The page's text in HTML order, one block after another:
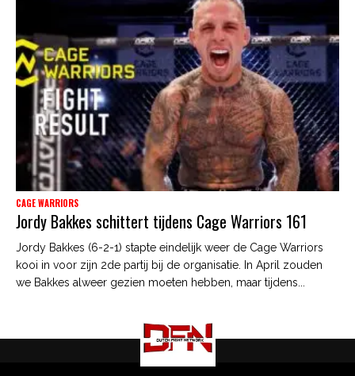
CAGE WARRIORS
Jordy Bakkes schittert tijdens Cage Warriors 161
Jordy Bakkes (6-2-1) stapte eindelijk weer de Cage Warriors
kooi in voor zijn 2de partij bij de organisatie. In April zouden
we Bakkes alweer gezien moeten hebben, maar tijdens...